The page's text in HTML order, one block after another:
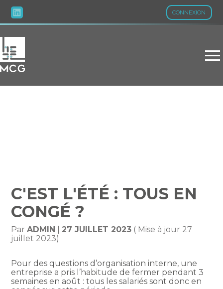
CONNEXION
Aller
au
C'EST L'ÉTÉ : TOUS EN
CONGÉ ?
ParADMIN 27 JUILLET 2023 ( Mise à jour 27
juillet 2023)
Pour des questions d’organisation interne, une
entreprise a pris l’habitude de fermer pendant 3
semaines en août : tous les salariés sont donc en